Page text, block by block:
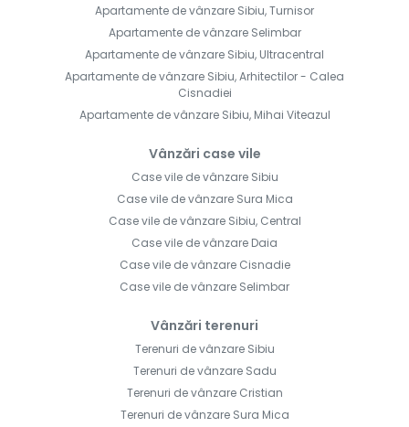
Apartamente de vânzare Sibiu, Turnisor
Apartamente de vânzare Selimbar
Apartamente de vânzare Sibiu, Ultracentral
Apartamente de vânzare Sibiu, Arhitectilor - Calea
Cisnadiei
Apartamente de vânzare Sibiu, Mihai Viteazul
Vânzări case vile
Case vile de vânzare Sibiu
Case vile de vânzare Sura Mica
Case vile de vânzare Sibiu, Central
Case vile de vânzare Daia
Case vile de vânzare Cisnadie
Case vile de vânzare Selimbar
Vânzări terenuri
Terenuri de vânzare Sibiu
Terenuri de vânzare Sadu
Terenuri de vânzare Cristian
Terenuri de vânzare Sura Mica